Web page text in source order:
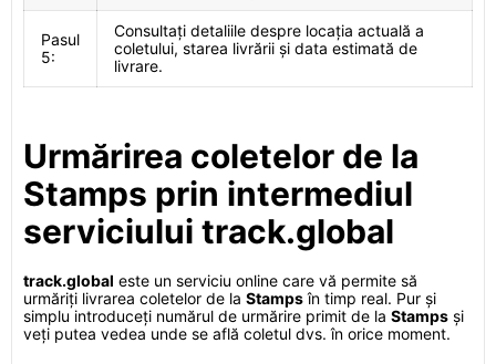
Pasul
5:
Consultați detaliile despre locația actuală a
coletului, starea livrării și data estimată de
livrare.
Urmărirea coletelor de la
Stamps prin intermediul
serviciului track.global
track.global este un serviciu online care vă permite să
urmăriți livrarea coletelor de la Stampsîn timp real. Pur și
simplu introduceți numărul de urmărire primit de la Stamps și
veți putea vedea unde se află coletul dvs. în orice moment.